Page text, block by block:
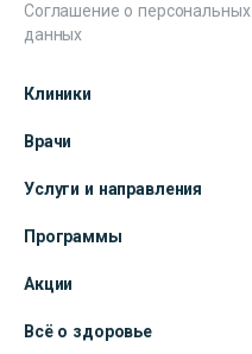
Соглашение о персональных
данных
Клиники
Врачи
Услуги и направления
Программы
Акции
Всё о здоровье